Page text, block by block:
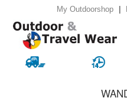
My Outdoorshop |